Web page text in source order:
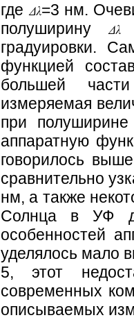
где
=3 нм.
полуширину
градуировки.
функцией
большей
измеряемая
при
аппаратную
говорилось
сравнительно
нм, а также
Солнца в УФ
особенностей
уделялось мало
5, этот
современных
описываемых